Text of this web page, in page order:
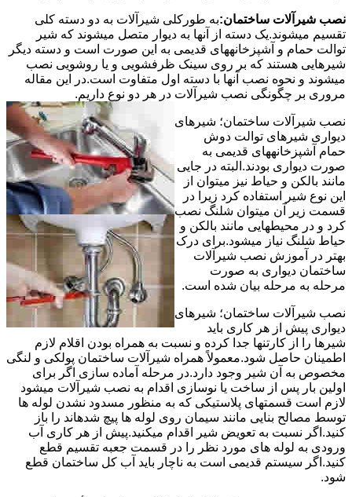
نصب شیرآلات ساختمان:به طورکلی شیرآلات به دو دسته کلی
تقسیم میشوند.یک دسته از آنها به دیوار متصل میشوند که شیر
توالت حمام و آشپزخانههای قدیمی به این صورت است و دسته دیگر
شیرهایی هستند که بر روی سینک ظرفشویی و یا روشویی نصب
میشوند و نحوه نصب آنها با دسته اول متفاوت است.در این مقاله
مروری بر چگونگی نصب شیرآلات در هر دو نوع داریم.
نصب شیرآلات ساختمان؛ شیرهای
دیواری شیرهای توالت دوش
حمام آشپزخانههای قدیمی به
صورت دیواری بودند.البته در جایی
مانند بالکن و حیاط نیز میتوان از
این نوع شیر استفاده کرد زیرا در
قسمت زیر آن میتوان شلنگ نصب
کرد و در محیطهایی مانند بالکن و
حیاط شلنگ نیاز میشود.برای درک
بهتر در آموزش نصب شیرآلات
ساختمان دیواری به صورت
مرحله به مرحله بیان شده است.
نصب شیرآلات ساختمان؛ شیرهای
دیواری پیش از هر کاری باید
شیرها را از کارتنها جدا کرده و نسبت به همراه بودن اقلام لازم
اطمینان حاصل شود.معمولاً همراه شیرآلات ساختمان پولکی و لنگی
مخصوص به آن شیر وجود دارد.در مرحله آماده سازی اگر برای
اولین بار پس از ساخت یا نوسازی اقدام به نصب شیرآلات میشود
لازم است قسمتهای پلاستیکی که به منظور مسدود نشدن لوله ها
توسط مصالح بنایی مانند سیمان روی لوله ها پیچ شدهاند را باز
کنید.اگر نسبت به تعویض شیر اقدام میکنید.پیش از هر کاری آب
ورودی به لوله های مورد نظر را در قسمت جعبه تقسیم قطع
کنید.اگر سیستم قدیمی است به ناچار باید آب کل ساختمان قطع
شود.